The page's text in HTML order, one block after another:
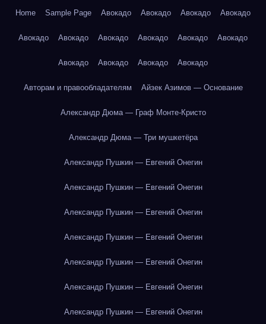
Home Sample Page Авокадо Авокадо Авокадо Авокадо
Авокадо Авокадо Авокадо Авокадо Авокадо Авокадо
Авокадо Авокадо Авокадо Авокадо
Авторам и правообладателям Айзек Азимов — Основание
Александр Дюма — Граф Монте-Кристо
Александр Дюма — Три мушкетёра
Александр Пушкин — Евгений Онегин
Александр Пушкин — Евгений Онегин
Александр Пушкин — Евгений Онегин
Александр Пушкин — Евгений Онегин
Александр Пушкин — Евгений Онегин
Александр Пушкин — Евгений Онегин
Александр Пушкин — Евгений Онегин